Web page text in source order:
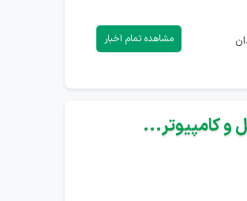
مشاهده تمام اخبار
و کامپیوتر...